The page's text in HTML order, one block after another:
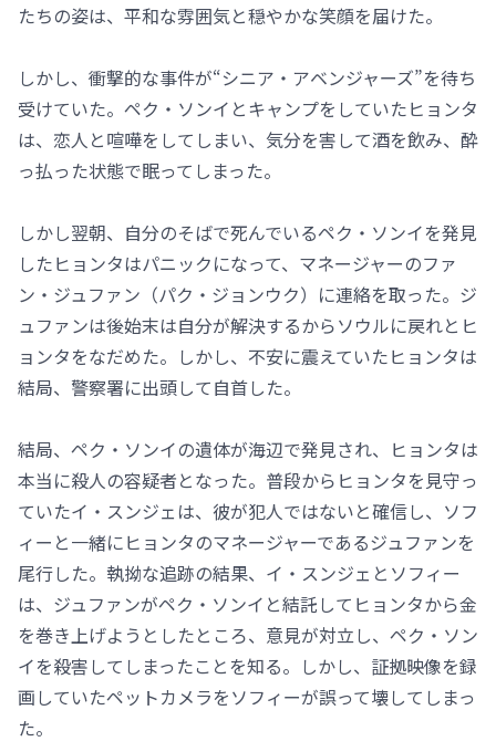
たちの姿は、平和な雰囲気と穏やかな笑顔を届けた。
しかし、衝撃的な事件が“シニア・アベンジャーズ”を待ち
受けていた。ペク・ソンイとキャンプをしていたヒョンタ
は、恋人と喧嘩をしてしまい、気分を害して酒を飲み、酔
っ払った状態で眠ってしまった。
しかし翌朝、自分のそばで死んでいるペク・ソンイを発見
したヒョンタはパニックになって、マネージャーのファ
ン・ジュファン（パク・ジョンウク）に連絡を取った。ジ
ュファンは後始末は自分が解決するからソウルに戻れとヒ
ョンタをなだめた。しかし、不安に震えていたヒョンタは
結局、警察署に出頭して自首した。
結局、ペク・ソンイの遺体が海辺で発見され、ヒョンタは
本当に殺人の容疑者となった。普段からヒョンタを見守っ
ていたイ・スンジェは、彼が犯人ではないと確信し、ソフ
ィーと一緒にヒョンタのマネージャーであるジュファンを
尾行した。執拗な追跡の結果、イ・スンジェとソフィー
は、ジュファンがペク・ソンイと結託してヒョンタから金
を巻き上げようとしたところ、意見が対立し、ペク・ソン
イを殺害してしまったことを知る。しかし、証拠映像を録
画していたペットカメラをソフィーが誤って壊してしまっ
た。